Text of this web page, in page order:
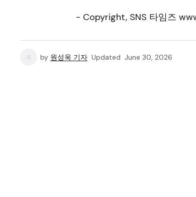
- Copyright, SNS 타임즈
by 원성욱 기자 Updated June 30, 2026